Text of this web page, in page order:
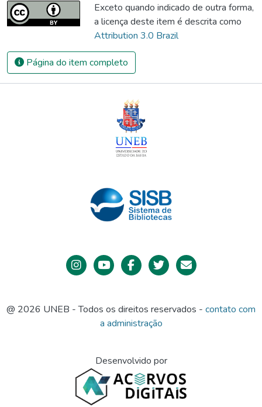
Exceto quando indicado de outra forma,
a licença deste item é descrita como
Attribution 3.0 Brazil
Página do item completo
@ 2026 UNEB - Todos os direitos reservados - contato com
a administração
Desenvolvido por